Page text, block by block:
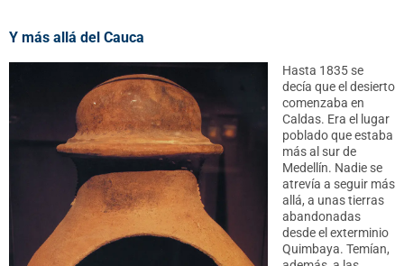
Y más allá del Cauca
Hasta 1835 se
decía que el desierto
comenzaba en
Caldas. Era el lugar
poblado que estaba
más al sur de
Medellín. Nadie se
atrevía a seguir más
allá, a unas tierras
abandonadas
desde el exterminio
Quimbaya. Temían,